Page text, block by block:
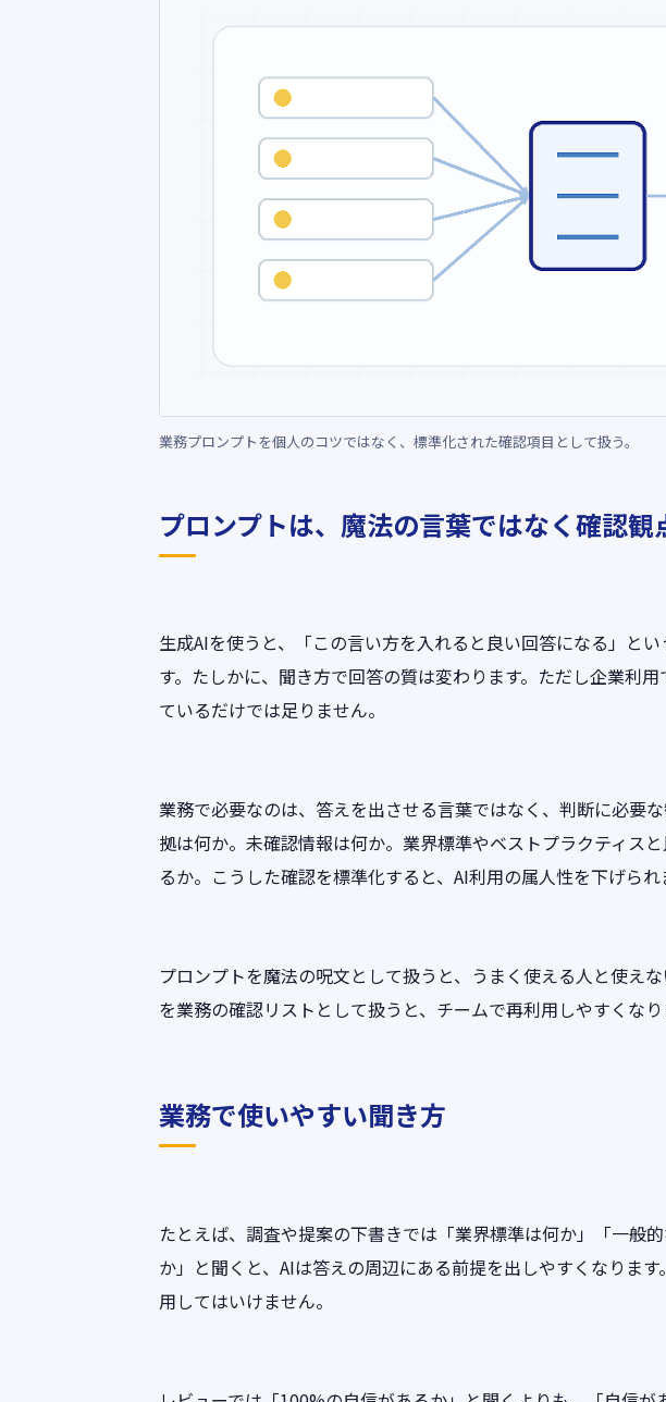
業務プロンプトを個人のコツではなく、標準化された確認項目として扱う。
プロンプトは、魔法の言葉ではなく確認観
生成AIを使うと、「この言い方を入れると良い回答になる」と
す。たしかに、聞き方で回答の質は変わります。ただし企業利
ているだけでは足りません。
業務で必要なのは、答えを出させる言葉ではなく、判断に必要
拠は何か。未確認情報は何か。業界標準やベストプラクティス
るか。こうした確認を標準化すると、AI利用の属人性を下げられ
プロンプトを魔法の呪文として扱うと、うまく使える人と使え
を業務の確認リストとして扱うと、チームで再利用しやすくなり
業務で使いやすい聞き方
たとえば、調査や提案の下書きでは「業界標準は何か」「一般
か」と聞くと、AIは答えの周辺にある前提を出しやすくなりま
用してはいけません。